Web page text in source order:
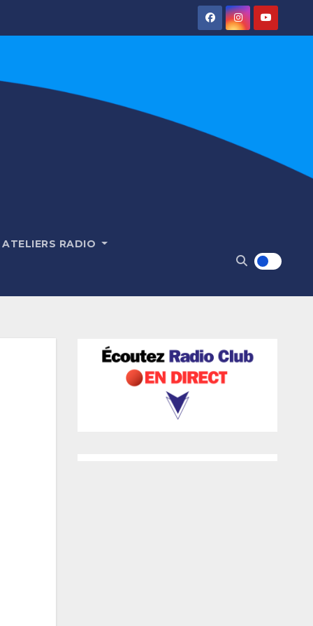
ATELIERS RADIO